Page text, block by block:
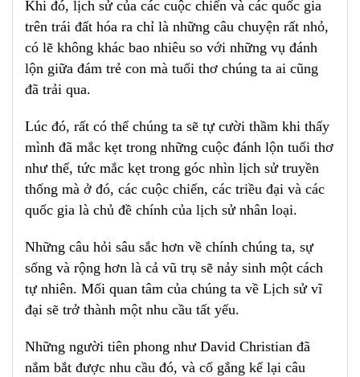
Khi đó, lịch sử của các cuộc chiến và các quốc gia
trên trái đất hóa ra chỉ là những câu chuyện rất nhỏ,
có lẽ không khác bao nhiêu so với những vụ đánh
lộn giữa đám trẻ con mà tuổi thơ chúng ta ai cũng
đã trải qua.
Lúc đó, rất có thể chúng ta sẽ tự cười thầm khi thấy
mình đã mắc kẹt trong những cuộc đánh lộn tuổi thơ
như thế, tức mắc kẹt trong góc nhìn lịch sử truyền
thống mà ở đó, các cuộc chiến, các triều đại và các
quốc gia là chủ đề chính của lịch sử nhân loại.
Những câu hỏi sâu sắc hơn về chính chúng ta, sự
sống và rộng hơn là cả vũ trụ sẽ nảy sinh một cách
tự nhiên. Mối quan tâm của chúng ta về Lịch sử vĩ
đại sẽ trở thành một nhu cầu tất yếu.
Những người tiên phong như David Christian đã
nắm bắt được nhu cầu đó, và cố gắng kể lại câu